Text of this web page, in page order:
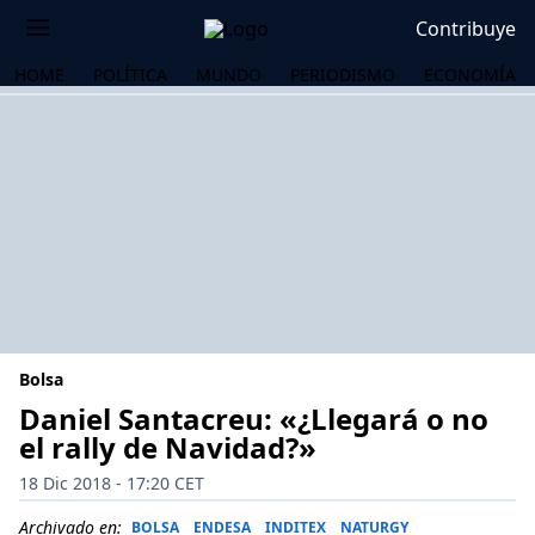
Contribuye
HOME POLÍTICA MUNDO PERIODISMO ECONOMÍA
Bolsa
Daniel Santacreu: «¿Llegará o no
el rally de Navidad?»
18 Dic 2018 - 17:20 CET
Archivado en: BOLSA ENDESA INDITEX NATURGY